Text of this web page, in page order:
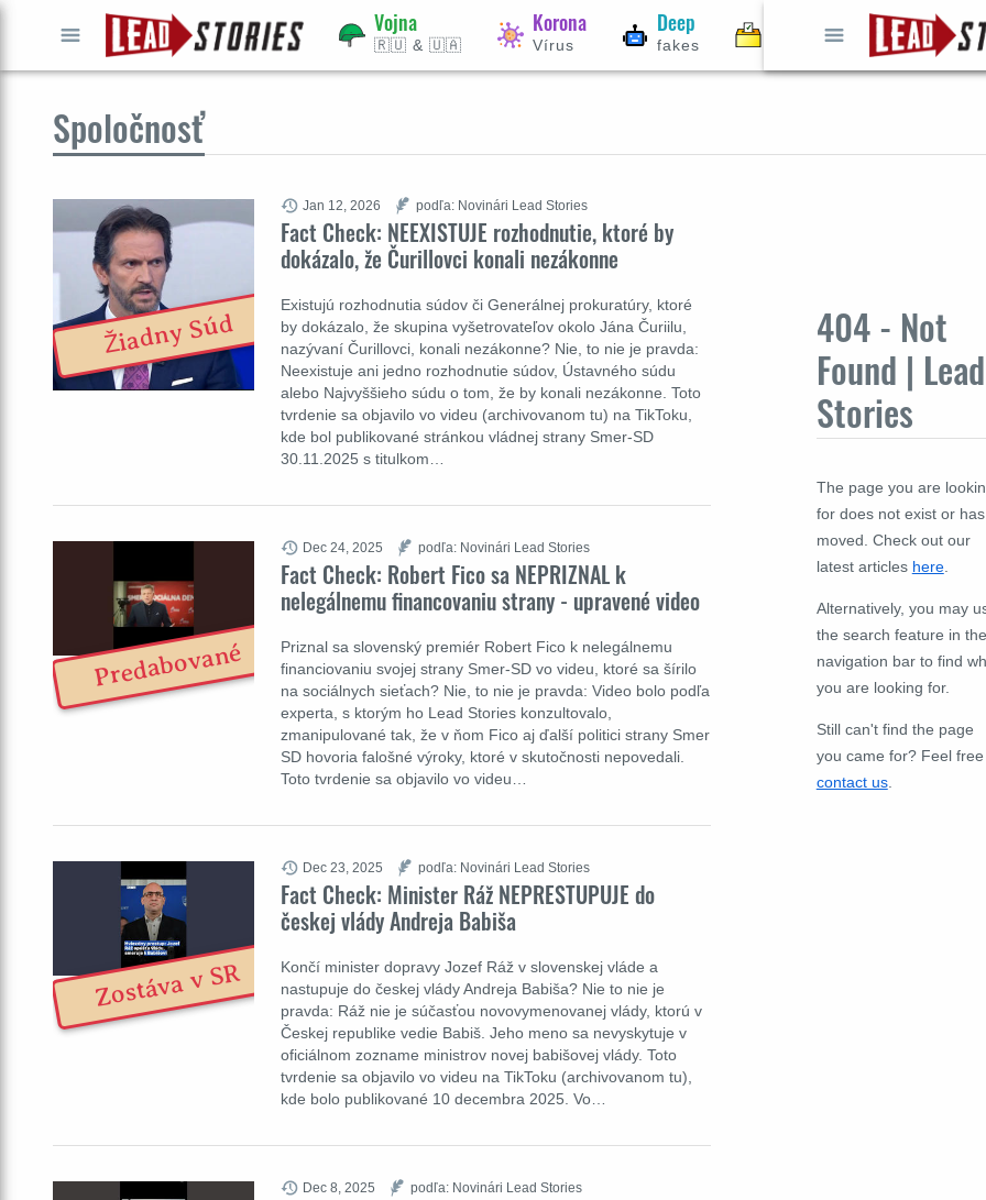
Vojna
🇷🇺 & 🇺🇦
Korona
Vírus
Deep
fakes
Spoločnosť
Fact Check: NEEXISTUJE rozhodnutie, ktoré by
dokázalo, že Čurillovci konali nezákonne
Existujú rozhodnutia súdov či Generálnej prokuratúry, ktoré
by dokázalo, že skupina vyšetrovateľov okolo Jána Čuriilu,
nazývaní Čurillovci, konali nezákonne? Nie, to nie je pravda:
Neexistuje ani jedno rozhodnutie súdov, Ústavného súdu
alebo Najvyššieho súdu o tom, že by konali nezákonne. Toto
tvrdenie sa objavilo vo videu (archivovanom tu) na TikToku,
kde bol publikované stránkou vládnej strany Smer-SD
30.11.2025 s titulkom…
Jan 12, 2026 podľa: Novinári Lead Stories
Žiadny Súd
Fact Check: Robert Fico sa NEPRIZNAL k
nelegálnemu financovaniu strany - upravené video
Priznal sa slovenský premiér Robert Fico k nelegálnemu
financiovaniu svojej strany Smer-SD vo videu, ktoré sa šírilo
na sociálnych sieťach? Nie, to nie je pravda: Video bolo podľa
experta, s ktorým ho Lead Stories konzultovalo,
zmanipulované tak, že v ňom Fico aj ďalší politici strany Smer
SD hovoria falošné výroky, ktoré v skutočnosti nepovedali.
Toto tvrdenie sa objavilo vo videu…
Dec 24, 2025 podľa: Novinári Lead Stories
Predabované
Fact Check: Minister Ráž NEPRESTUPUJE do
českej vlády Andreja Babiša
Končí minister dopravy Jozef Ráž v slovenskej vláde a
nastupuje do českej vlády Andreja Babiša? Nie to nie je
pravda: Ráž nie je súčasťou novovymenovanej vlády, ktorú v
Českej republike vedie Babiš. Jeho meno sa nevyskytuje v
oficiálnom zozname ministrov novej babišovej vlády. Toto
tvrdenie sa objavilo vo videu na TikToku (archivovanom tu),
kde bolo publikované 10 decembra 2025. Vo…
Dec 23, 2025 podľa: Novinári Lead Stories
Zostáva v SR
Dec 8, 2025 podľa: Novinári Lead Stories
404 - Not
Found | Lead
Stories
The page you are
for does not exist or has
moved. Check out our
latest articles here.
Alternatively, you may
the search feature in the
navigation bar to find
you are looking for.
Still can't find the page
you came for? Feel
contact us.